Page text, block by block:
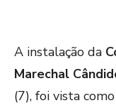
A instalação da
Marechal
(7), foi vista